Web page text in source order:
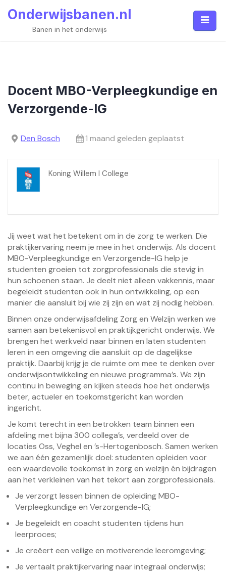
Onderwijsbanen.nl
Banen in het onderwijs
Docent MBO-Verpleegkundige en
Verzorgende-IG
Den Bosch 1 maand geleden geplaatst
Koning Willem I College
Jij weet wat het betekent om in de zorg te werken. Die
praktijkervaring neem je mee in het onderwijs. Als docent
MBO-Verpleegkundige en Verzorgende-IG help je
studenten groeien tot zorgprofessionals die stevig in
hun schoenen staan. Je deelt niet alleen vakkennis, maar
begeleidt studenten ook in hun ontwikkeling, op een
manier die aansluit bij wie zij zijn en wat zij nodig hebben.
Binnen onze onderwijsafdeling Zorg en Welzijn werken we
samen aan betekenisvol en praktijkgericht onderwijs. We
brengen het werkveld naar binnen en laten studenten
leren in een omgeving die aansluit op de dagelijkse
praktijk. Daarbij krijg je de ruimte om mee te denken over
onderwijsontwikkeling en nieuwe programma’s. We zijn
continu in beweging en kijken steeds hoe het onderwijs
beter, actueler en toekomstgericht kan worden
ingericht.
Je komt terecht in een betrokken team binnen een
afdeling met bijna 300 collega’s, verdeeld over de
locaties Oss, Veghel en ’s-Hertogenbosch. Samen werken
we aan één gezamenlijk doel: studenten opleiden voor
een waardevolle toekomst in zorg en welzijn én bijdragen
aan het verkleinen van het tekort aan zorgprofessionals.
Je verzorgt lessen binnen de opleiding MBO-
Verpleegkundige en Verzorgende-IG;
Je begeleidt en coacht studenten tijdens hun
leerproces;
Je creëert een veilige en motiverende leeromgeving;
Je vertaalt praktijkervaring naar integraal onderwijs;